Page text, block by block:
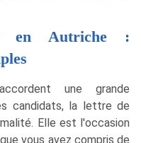
en Autriche :
une grande
candidats, la lettre de
Elle est l'occasion
vous avez compris de